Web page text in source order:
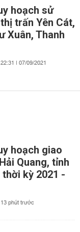
hoạch sử
trấn Yên Cát,
Xuân, Thanh
22:31 | 07/09/2021
hoạch giao
Quang, tỉnh
thời kỳ 2021 -
13 phút trước